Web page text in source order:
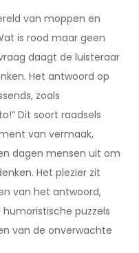
van moppen en
is rood maar geen
daagt de luisteraar
Het antwoord op
zoals
Dit soort raadsels
van vermaak,
dagen mensen uit om
Het plezier zit
van het antwoord,
puzzels
van de onverwachte